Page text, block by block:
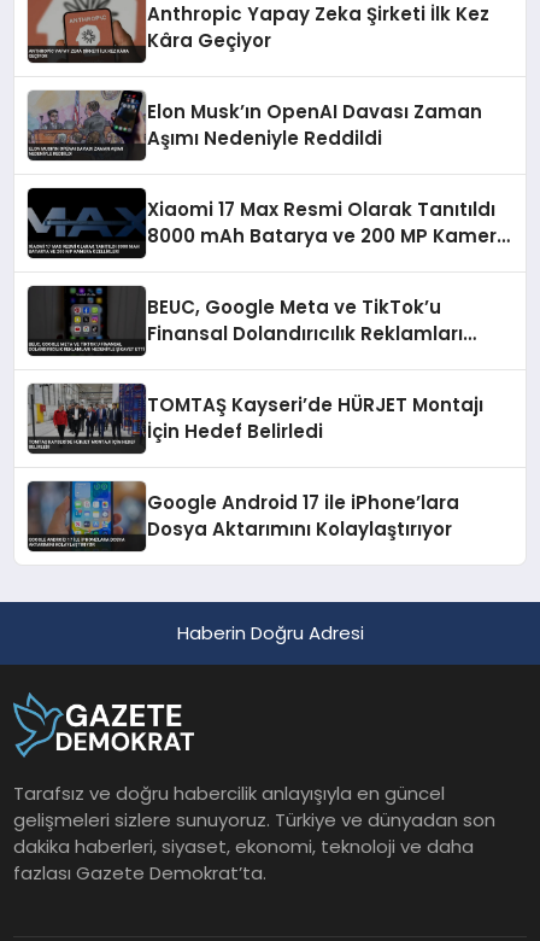
Anthropic Yapay Zeka Şirketi İlk Kez
Kâra Geçiyor
Elon Musk’ın OpenAI Davası Zaman
Aşımı Nedeniyle Reddildi
Xiaomi 17 Max Resmi Olarak Tanıtıldı
8000 mAh Batarya ve 200 MP Kamera
BEUC, Google Meta ve TikTok’u
Finansal Dolandırıcılık Reklamları
TOMTAŞ Kayseri’de HÜRJET Montajı
İçin Hedef Belirledi
Google Android 17 ile iPhone’lara
Dosya Aktarımını Kolaylaştırıyor
Haberin Doğru Adresi
Tarafsız ve doğru habercilik anlayışıyla en güncel
gelişmeleri sizlere sunuyoruz. Türkiye ve dünyadan son
dakika haberleri, siyaset, ekonomi, teknoloji ve daha
fazlası Gazete Demokrat’ta.